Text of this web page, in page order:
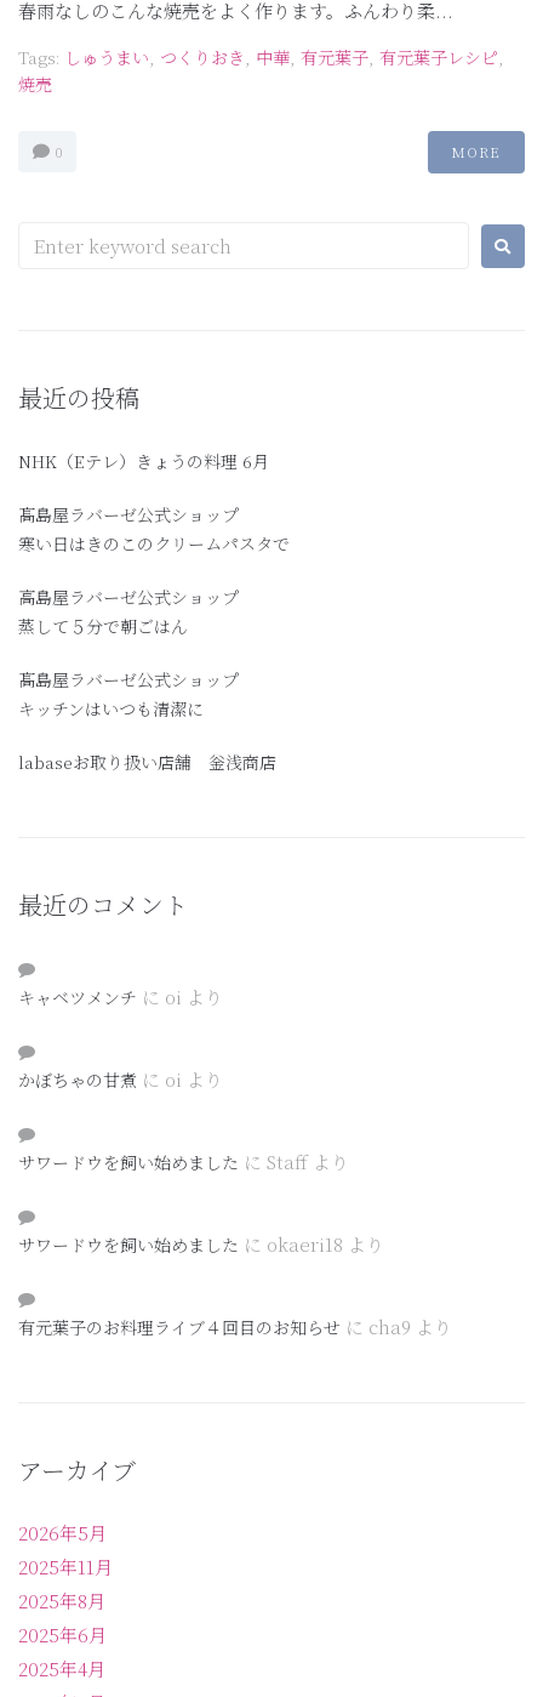
春雨なしのこんな焼売をよく作ります。ふんわり柔...
Tags: しゅうまい, つくりおき, 中華, 有元葉子, 有元葉子レシピ,
焼売
0 MORE
最近の投稿
NHK（Eテレ）きょうの料理 6月
髙島屋ラバーゼ公式ショップ
寒い日はきのこのクリームパスタで
高島屋ラバーゼ公式ショップ
蒸して５分で朝ごはん
髙島屋ラバーゼ公式ショップ
キッチンはいつも清潔に
labaseお取り扱い店舗 釡浅商店
最近のコメント
キャベツメンチ に oi より
かぼちゃの甘煮 に oi より
サワードウを飼い始めました に Staffより
サワードウを飼い始めました に okaeri18 より
有元葉子のお料理ライブ４回目のお知らせ に cha9 より
アーカイブ
2026年5月
2025年11月
2025年8月
2025年6月
2025年4月